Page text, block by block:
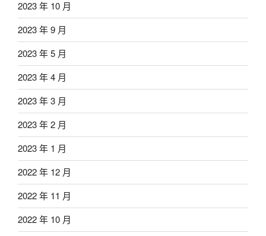
2023 年 10 月
2023 年 9 月
2023 年 5 月
2023 年 4 月
2023 年 3 月
2023 年 2 月
2023 年 1 月
2022 年 12 月
2022 年 11 月
2022 年 10 月